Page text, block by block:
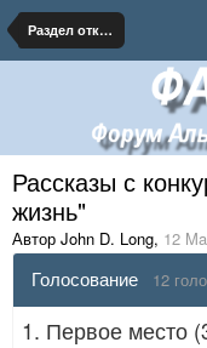
Раздел открытых литературных конкурсов
Рассказы с
жизнь"
Автор John D. Long, 12
Голосование 12
1. Первое место